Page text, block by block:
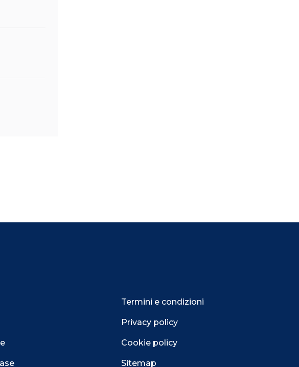
Termini e condizioni
Privacy policy
Cookie policy
Sitemap